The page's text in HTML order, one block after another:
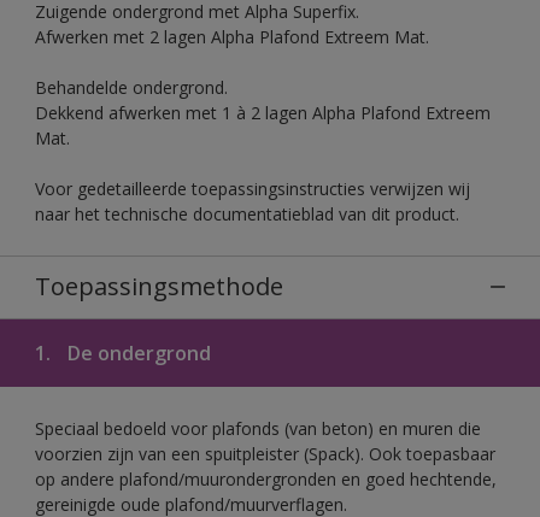
Zuigende ondergrond met Alpha Superfix.
Afwerken met 2 lagen Alpha Plafond Extreem Mat.
Behandelde ondergrond.
Dekkend afwerken met 1 à 2 lagen Alpha Plafond Extreem
Mat.
Voor gedetailleerde toepassingsinstructies verwijzen wij
naar het technische documentatieblad van dit product.
Toepassingsmethode
1. De ondergrond
Speciaal bedoeld voor plafonds (van beton) en muren die
voorzien zijn van een spuitpleister (Spack). Ook toepasbaar
op andere plafond/muurondergronden en goed hechtende,
gereinigde oude plafond/muurverflagen.